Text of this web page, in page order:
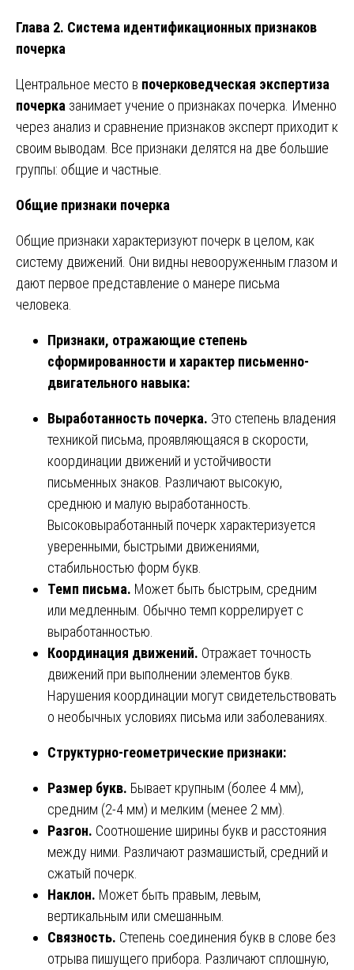
Глава 2. Система идентификационных признаков
почерка
Центральное место в почерковедческая экспертиза
почерка занимает учение о признаках почерка. Именно
через анализ и сравнение признаков эксперт приходит к
своим выводам. Все признаки делятся на две большие
группы: общие и частные.
Общие признаки почерка
Общие признаки характеризуют почерк в целом, как
систему движений. Они видны невооруженным глазом и
дают первое представление о манере письма
человека.
Признаки, отражающие степень
сформированности и характер письменно-
двигательного навыка:
Выработанность почерка. Это степень владения
техникой письма, проявляющаяся в скорости,
координации движений и устойчивости
письменных знаков. Различают высокую,
среднюю и малую выработанность.
Высоковыработанный почерк характеризуется
уверенными, быстрыми движениями,
стабильностью форм букв.
Темп письма. Может быть быстрым, средним
или медленным. Обычно темп коррелирует с
выработанностью.
Координация движений. Отражает точность
движений при выполнении элементов букв.
Нарушения координации могут свидетельствовать
о необычных условиях письма или заболеваниях.
Структурно-геометрические признаки:
Размер букв. Бывает крупным (более 4 мм),
средним (2-4 мм) и мелким (менее 2 мм).
Разгон. Соотношение ширины букв и расстояния
между ними. Различают размашистый, средний и
сжатый почерк.
Наклон. Может быть правым, левым,
вертикальным или смешанным.
Связность. Степень соединения букв в слове без
отрыва пишущего прибора. Различают сплошную,